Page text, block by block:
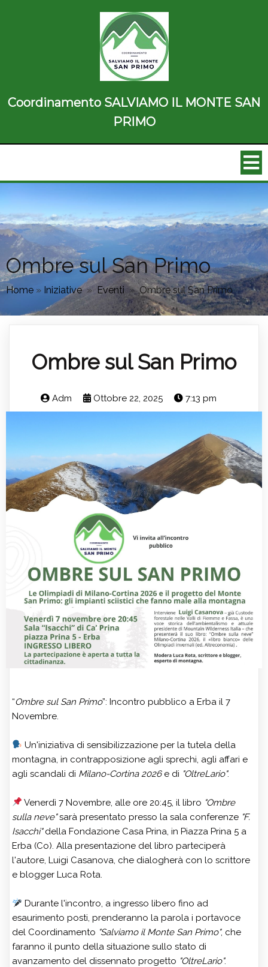
Coordinamento SALVIAMO IL MONTE SAN
PRIMO
Ombre sul San Primo
Home » Iniziative » Eventi » Ombre sul San Primo
Ombre sul San Primo
Adm Ottobre 22, 2025 7:13 pm
“Ombre sul San Primo”: Incontro pubblico a Erba il 7
Novembre.
Un'iniziativa di sensibilizzazione per la tutela della
montagna, in contrapposizione agli sprechi, agli affari e
agli scandali di Milano-Cortina 2026e di "OltreLario".
Venerdì 7 Novembre, alle ore 20:45, il libro "Ombre
sulla neve"sarà presentato presso la sala conferenze "F.
Isacchi"della Fondazione Casa Prina, in Piazza Prina 5 a
Erba (Co). Alla presentazione del libro parteciperà
l'autore, Luigi Casanova, che dialogherà con lo scrittore
e blogger Luca Rota.
Durante l'incontro, a ingresso libero fino ad
esaurimento posti, prenderanno la parola i portavoce
del Coordinamento "Salviamo il Monte San Primo", che
faranno il punto della situazione sullo stato di
avanzamento del dissennato progetto "OltreLario".